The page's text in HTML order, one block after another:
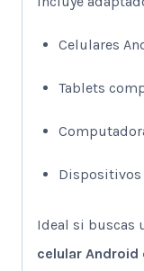
Celulares
Tablets
Dispositivos
Ideal si buscas
celular Android